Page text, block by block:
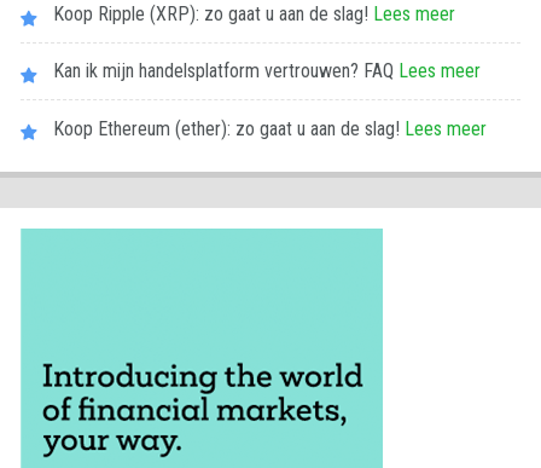
Koop Ripple (XRP): zo gaat u aan de slag! Lees meer
Kan ik mijn handelsplatform vertrouwen? FAQ Lees meer
Koop Ethereum (ether): zo gaat u aan de slag! Lees meer